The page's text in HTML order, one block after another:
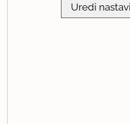
Uredi